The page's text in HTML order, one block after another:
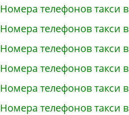
Номера телефонов такси
Номера телефонов такси
Номера телефонов такси
Номера телефонов такси
Номера телефонов такси
Номера телефонов такси